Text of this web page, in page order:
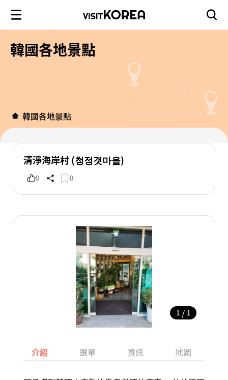
韓國各地景點
韓國各地景點
清淨海岸村 (청정갯마을)
0 0
1 / 1
介紹 選單 資訊 地圖